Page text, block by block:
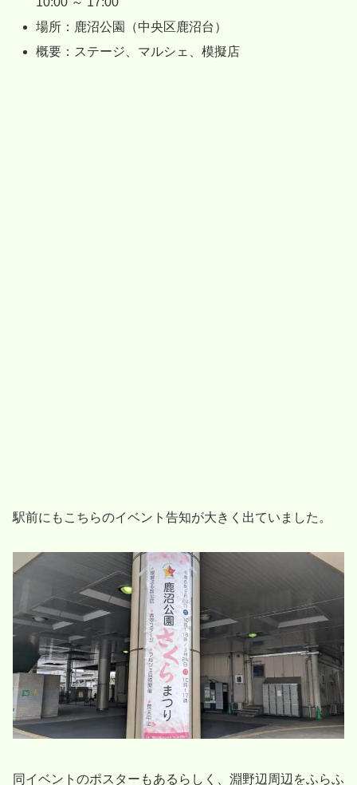
場所：鹿沼公園（中央区鹿沼台）
概要：ステージ、マルシェ、模擬店
駅前にもこちらのイベント告知が大きく出ていました。
同イベントのポスターもあるらしく、淵野辺周辺をふらふ